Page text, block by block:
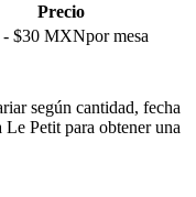
Precio
- $30 MXNpor mesa
según cantidad, fecha
Le Petit para obtener una